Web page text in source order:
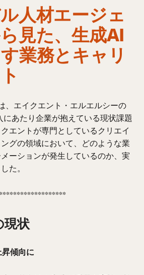
人材エージェ
見た、生成AI
業務とキャリ
、エイクエント・エルエルシーの
あたり企業が抱えている現状課題
エントが専門としているクリエイ
グの領域において、どのような業
ーションが発生しているのか、実
た。
現状
傾向に